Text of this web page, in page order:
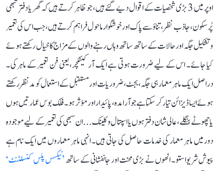
اوپر میں 3 بڑی شخصیات کے اقوال دیے گئے ہیں، جو ظاہر کرتے ہیں کہ گھر یا دفتر تبھی
پُرسکون، جاذب نظر، تناؤ سے پاک اور خوشگوار ماحول فراہم کرتے ہیں، جب اس کی تعمیر
و تشکیل جگہ اور حالات کے ساتھ ساتھ وہاں رہنے والوں کے مزاج کا خیال رکھتے ہوئے
کیا جائے۔ اس کے لیے ضرورت ہوتی ہے ایک آرکیٹکچر، یعنی فن تعمیر کے ماہر کی۔
دراصل ایک ماہر معمار ہی جگہ، بجٹ، ضروریات اور مستقبل کے استعمال کو مدنظر رکھتے
ہوئے ایسا ڈیزائن تیار کر سکتا ہے جو آرامدہ، پائیدار اور مؤثر ہو۔ فلک بوس عمارتیں ہوں
یا چھوٹے بنگلے، عالی شان دفتر ہوں یا اسپتال و کلینک... ان سبھی کی تعمیر کے لیے موجودہ
دور میں ماہر معمار کی خدمات حاصل کی جاتی ہیں۔ انہی ماہر معماروں میں ایک نام ہے
پیوش شریواستو۔ انھوں نے بڑی محنت اور جانفشانی کے ساتھ’نیکسس پلس کنسلٹنٹ‘